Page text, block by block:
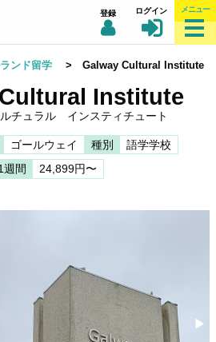
登録 ログイン メニュー
ンド留学 > Galway Cultural Institute
Institute
チュラル インスティチュート
ゴールウェイ 種別
語学学校
週間
24,899円〜
▶︎